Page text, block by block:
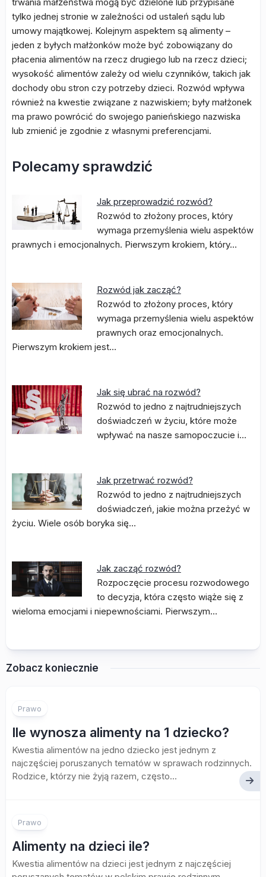
tylko jednej stronie w zależności od ustaleń sądu lub
umowy majątkowej. Kolejnym aspektem są alimenty –
jeden z byłych małżonków może być zobowiązany do
płacenia alimentów na rzecz drugiego lub na rzecz dzieci;
wysokość alimentów zależy od wielu czynników, takich jak
dochody obu stron czy potrzeby dzieci. Rozwód wpływa
również na kwestie związane z nazwiskiem; były małżonek
ma prawo powrócić do swojego panieńskiego nazwiska
lub zmienić je zgodnie z własnymi preferencjami.
Polecamy sprawdzić
Jak przeprowadzić rozwód?
Rozwód to złożony proces, który
wymaga przemyślenia wielu aspektów
prawnych i emocjonalnych. Pierwszym krokiem, który…
Rozwód jak zacząć?
Rozwód to złożony proces, który
wymaga przemyślenia wielu aspektów
prawnych oraz emocjonalnych.
Pierwszym krokiem jest…
Jak się ubrać na rozwód?
Rozwód to jedno z najtrudniejszych
doświadczeń w życiu, które może
wpływać na nasze samopoczucie i…
Jak przetrwać rozwód?
Rozwód to jedno z najtrudniejszych
doświadczeń, jakie można przeżyć w
życiu. Wiele osób boryka się…
Jak zacząć rozwód?
Rozpoczęcie procesu rozwodowego
to decyzja, która często wiąże się z
wieloma emocjami i niepewnościami. Pierwszym…
Zobacz koniecznie
Prawo
Ile wynosza alimenty na 1 dziecko?
Kwestia alimentów na jedno dziecko jest jednym z
najczęściej poruszanych tematów w sprawach rodzinnych.
Rodzice, którzy nie żyją razem, często...
Prawo
Alimenty na dzieci ile?
Kwestia alimentów na dzieci jest jednym z najczęściej